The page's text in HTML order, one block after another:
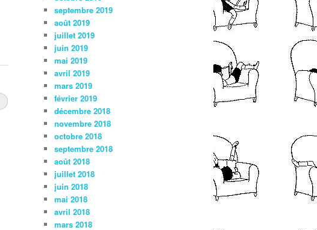
septembre 2019
août 2019
juillet 2019
juin 2019
mai 2019
avril 2019
mars 2019
février 2019
décembre 2018
novembre 2018
octobre 2018
septembre 2018
août 2018
juillet 2018
juin 2018
mai 2018
avril 2018
mars 2018